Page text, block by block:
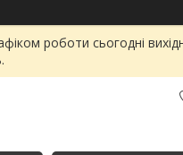
роботи сьогодні